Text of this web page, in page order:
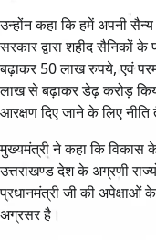
उन्होंन कहा कि हमें अपनी सैन्य
सरकार द्वारा शहीद सैनिकों
बढ़ाकर 50 लाख रुपये, एवं
लाख से बढ़ाकर डेढ़ करोड़
आरक्षण दिए जाने के लिए नीति
मुख्यमंत्री ने कहा कि विकास
उत्तराखण्ड देश के अग्रणी
प्रधानमंत्री जी की अपेक्षाओं
अग्रसर है।